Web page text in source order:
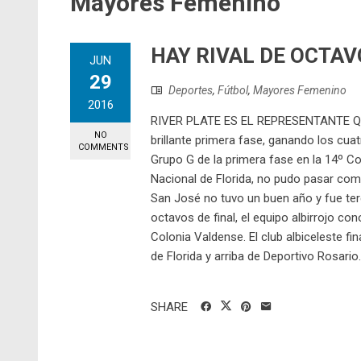
JUN
29
2016
NO
COMMENTS
HAY RIVAL DE
Deportes, Fútbol, Mayores Femenino
RIVER PLATE ES EL
brillante primera fase, ganando los
Grupo G de la primera fase en la 14º
Nacional de Florida, no pudo pasar
San José no tuvo un buen año y fue
octavos de final, el equipo albirrojo
Colonia Valdense. El club albiceleste
de Florida y arriba de Deportivo
SHARE